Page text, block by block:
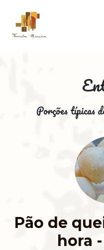
Porções típicas
Pão de
hora